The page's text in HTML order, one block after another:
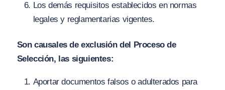
Los demás requisitos establecidos en normas
legales y reglamentarias vigentes.
Son causales de exclusión del Proceso de
Selección, las siguientes:
Aportar documentos falsos o adulterados para